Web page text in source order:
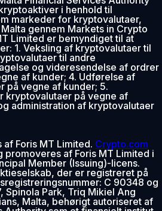
i henhold til
markeder for kryptovalutaer,
gennem Markets in Crypto
Limited er bemyndiget til at
1. Veksling af kryptovalutaer til
til andre
og videresendelse af ordrer
af kunder; 4. Udførelse af
på vegne af kunder; 5.
kryptovalutaer på vegne af
administration af kryptovalutaer
Foris MT Limited. Crypto.com
af Foris MT Limited i
Member (Issuing)-licens.
der er registreret på
C 90348 og
Spinola Park, Triq Mikiel Ang
Malta, behørigt autoriseret af